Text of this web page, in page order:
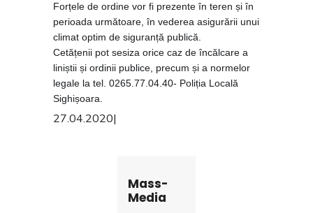
Forțele de ordine vor fi prezente în teren și în
perioada următoare, în vederea asigurării unui
climat optim de siguranță publică.
Cetățenii pot sesiza orice caz de încălcare a
liniștii și ordinii publice, precum și a normelor
legale la tel. 0265.77.04.40- Poliția Locală
Sighișoara.
27.04.2020|
Mass-
Media